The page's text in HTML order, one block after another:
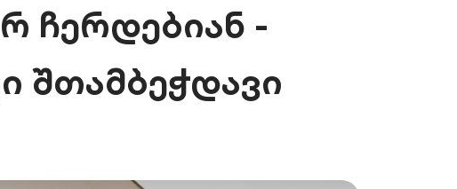
ჩერდებიან -
შთამბეჭდავი